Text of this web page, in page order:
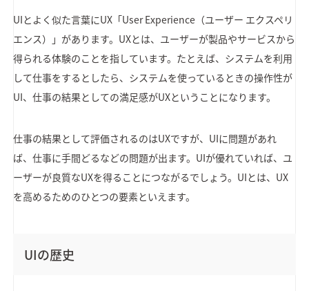
UIとよく似た言葉にUX「User Experience（ユーザー エクスペリ
エンス）」があります。UXとは、ユーザーが製品やサービスから
得られる体験のことを指しています。たとえば、システムを利用
して仕事をするとしたら、システムを使っているときの操作性が
UI、仕事の結果としての満足感がUXということになります。
仕事の結果として評価されるのはUXですが、UIに問題があれ
ば、仕事に手間どるなどの問題が出ます。UIが優れていれば、ユ
ーザーが良質なUXを得ることにつながるでしょう。UIとは、UX
を高めるためのひとつの要素といえます。
UIの歴史